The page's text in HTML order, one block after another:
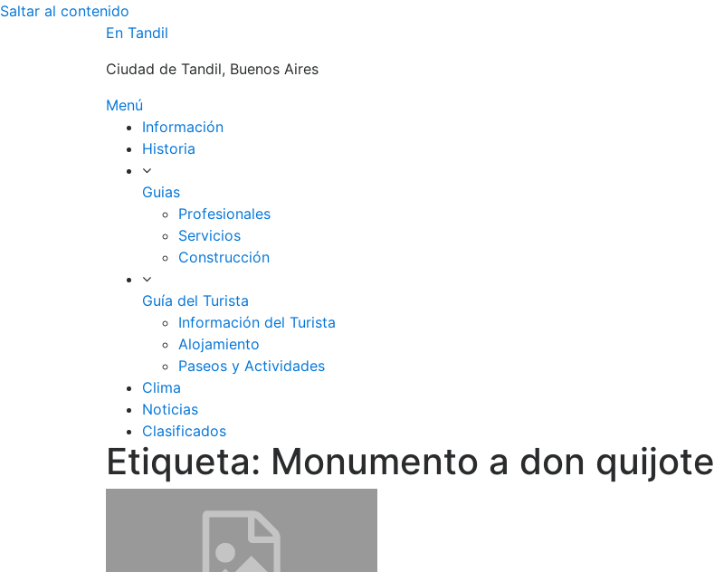
Saltar al contenido
En Tandil
Ciudad de Tandil, Buenos Aires
Menú
Información
Historia
Guias
Profesionales
Servicios
Construcción
Guía del Turista
Información del Turista
Alojamiento
Paseos y Actividades
Clima
Noticias
Clasificados
Etiqueta: Monumento a don quijote